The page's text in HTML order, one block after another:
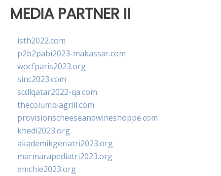
MEDIA PARTNER II
isth2022.com
p2b2pabi2023-makassar.com
wocfparis2023.org
sinc2023.com
scdlqatar2022-qa.com
thecolumbiagrill.com
provisionscheeseandwineshoppe.com
khedi2023.org
akademikgeriatri2023.org
marmarapediatri2023.org
emchie2023.org